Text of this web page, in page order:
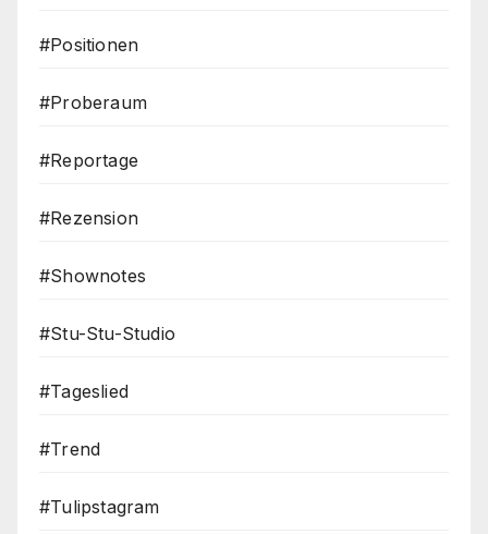
#Positionen
#Proberaum
#Reportage
#Rezension
#Shownotes
#Stu-Stu-Studio
#Tageslied
#Trend
#Tulipstagram